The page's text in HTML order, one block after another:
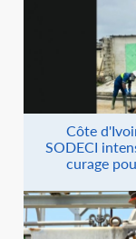
Côte
SODECI
curage